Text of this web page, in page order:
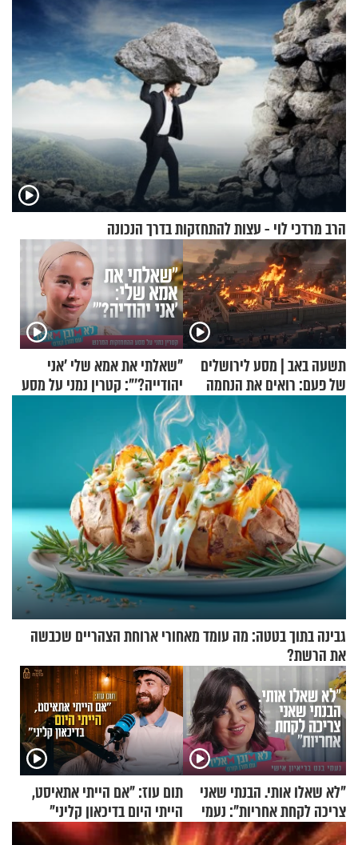
הרב מרדכי לוי - עצות להתחזקות בדרך הנכונה
תשעה באב | מסע לירושלים
של פעם: רואים את הנחמה
"שאלתי את אמא שלי 'אני
יהודייה?'": קטרין נמני על מסע
ההתחזקות המרגש
גבינה בתוך בטטה: מה עומד מאחורי ארוחת הצהריים שכבשה
את הרשת?
"לא שאלו אותי. הבנתי שאני
צריכה לקחת אחריות": נעמי
בנט בריאיון אישי
תום עוז: "אם הייתי אתאיסט,
הייתי היום בדיכאון קליני"